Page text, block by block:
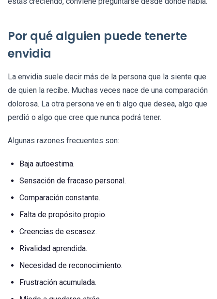
Por qué alguien puede tenerte
envidia
La envidia suele decir más de la persona que la siente que
de quien la recibe. Muchas veces nace de una comparación
dolorosa. La otra persona ve en ti algo que desea, algo que
perdió o algo que cree que nunca podrá tener.
Algunas razones frecuentes son:
Baja autoestima.
Sensación de fracaso personal.
Comparación constante.
Falta de propósito propio.
Creencias de escasez.
Rivalidad aprendida.
Necesidad de reconocimiento.
Frustración acumulada.